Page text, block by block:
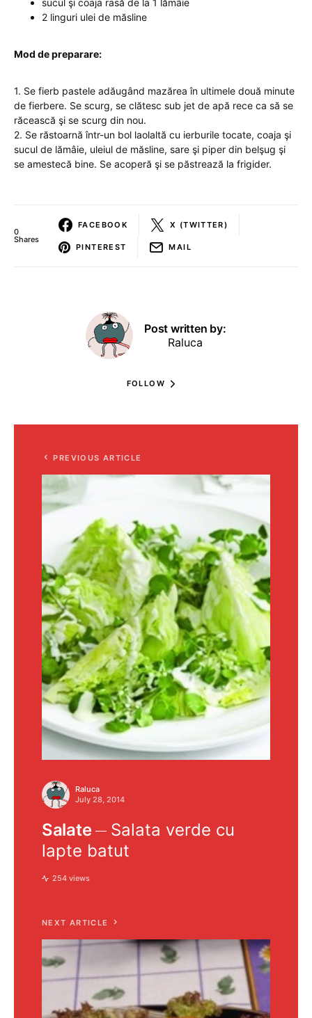
sucul şi coaja rasă de la 1 lămâie
2 linguri ulei de măsline
Mod de preparare:
1. Se fierb pastele adăugând mazărea în ultimele două minute
de fierbere. Se scurg, se clătesc sub jet de apă rece ca să se
răcească şi se scurg din nou.
2. Se răstoarnă într-un bol laolaltă cu ierburile tocate, coaja şi
sucul de lămâie, uleiul de măsline, sare şi piper din belşug şi
se amestecă bine. Se acoperă şi se păstrează la frigider.
0
Shares
FACEBOOK X (TWITTER)
PINTEREST MAIL
Post written by:
Raluca
FOLLOW
PREVIOUS ARTICLE
Raluca
July 28, 2014
Salate
Salata verde cu
lapte batut
254 views
NEXT ARTICLE